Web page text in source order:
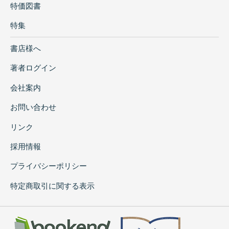
特価図書
特集
書店様へ
著者ログイン
会社案内
お問い合わせ
リンク
採用情報
プライバシーポリシー
特定商取引に関する表示